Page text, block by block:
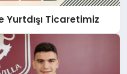
Ticaretimiz